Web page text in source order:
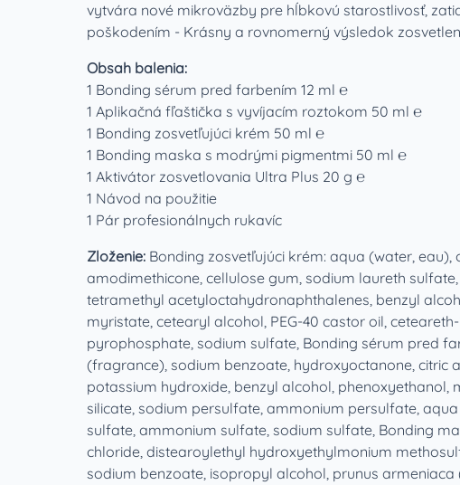
vytvára nové mikroväzby pre hĺbkovú starostlivosť,
poškodením - Krásny a rovnomerný výsledok
Obsah balenia:
1 Bonding sérum pred farbením 12 ml ℮
1 Aplikačná fľaštička s vyvíjacím roztokom 50 ml ℮
1 Bonding zosvetľujúci krém 50 ml ℮
1 Bonding maska s modrými pigmentmi 50 ml ℮
1 Aktivátor zosvetlovania Ultra Plus 20 g ℮
1 Návod na použitie
1 Pár profesionálnych rukavíc
Zloženie: Bonding zosvetľujúci krém: aqua (water,
amodimethicone, cellulose gum, sodium laureth
tetramethyl acetyloctahydronaphthalenes, benzyl
myristate, cetearyl alcohol, PEG-40 castor oil,
pyrophosphate, sodium sulfate, Bonding sérum pred
(fragrance), sodium benzoate, hydroxyoctanone,
potassium hydroxide, benzyl alcohol,
silicate, sodium persulfate, ammonium persulfate,
sulfate, ammonium sulfate, sodium sulfate, Bonding
chloride, distearoylethyl hydroxyethylmonium
sodium benzoate, isopropyl alcohol, prunus